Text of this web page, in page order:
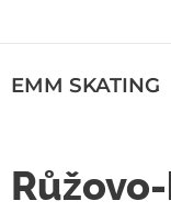
EMM SKATING